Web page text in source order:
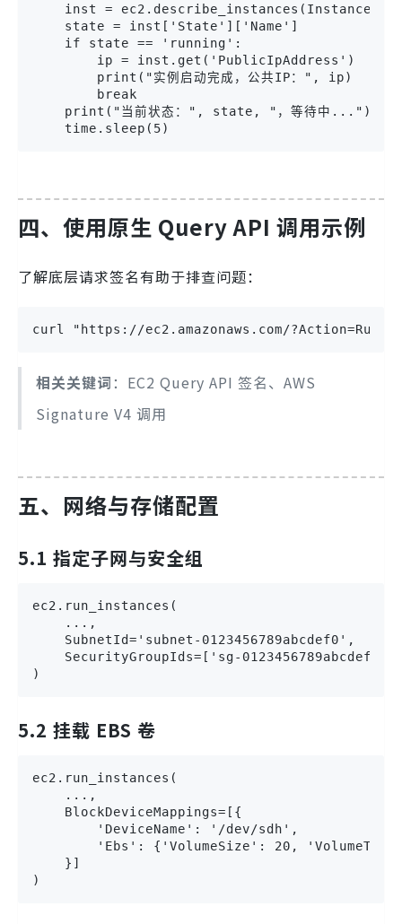
inst =
    state = inst['State']['Name']
    if state == 'running':
        ip = inst.get('PublicIpAddress')
        print("实例启动完成，公共IP：", ip)
        break
    print("当前状态：", state, "，等待中...")
    time.sleep(5)
四、使用原生 Query API 调用示例
了解底层请求签名有助于排查问题：
curl "https://ec2.amazonaws.com/
相关关键词 ：EC2 Query API 签名、AWS
Signature V4 调用
五、网络与存储配置
5.1 指定子网与安全组
ec2.run_instances(
    ...,
    SubnetId='subnet-0123456789abcdef0',
    SecurityGroupIds=['sg-0123456789abcdef0']
)
5.2 挂载 EBS 卷
ec2.run_instances(
    ...,
    BlockDeviceMappings=[{
        'DeviceName': '/dev/sdh',
'Ebs': {'VolumeSize': 20,
    }]
)